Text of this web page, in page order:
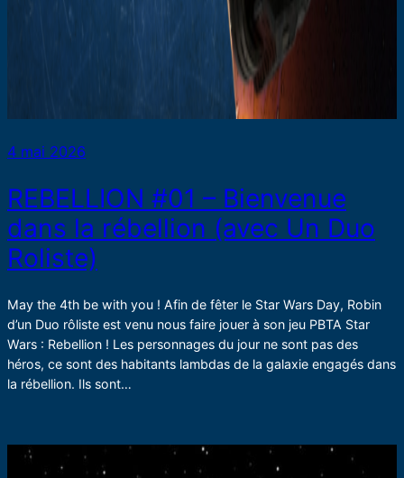
4 mai 2026
REBELLION #01 – Bienvenue
dans la rébellion (avec Un Duo
Roliste)
May the 4th be with you ! Afin de fêter le Star Wars Day, Robin
d’un Duo rôliste est venu nous faire jouer à son jeu PBTA Star
Wars : Rebellion ! Les personnages du jour ne sont pas des
héros, ce sont des habitants lambdas de la galaxie engagés dans
la rébellion. Ils sont…